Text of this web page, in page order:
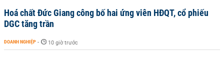
Hoá chất Đức Giang công bố hai ứng viên HĐQT, cổ phiếu
DGC tăng trần
DOANH NGHIỆP - 10 giờ trước